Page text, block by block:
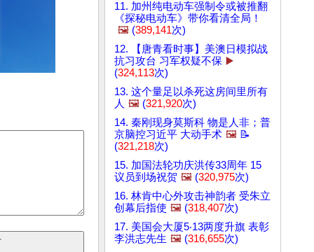
11. 加州纯电动车强制令或被推翻
《探秘电动车》带你看清全局！
🖼️ (389,141次)
12. 【唐青看时事】美澳日模拟战
抗习攻台 习军权疑不保 ▶️
(324,113次)
13. 这个量足以杀死这房间里所有
人 🖼️ (321,920次)
14. 秦刚现身莫斯科 物是人非；普
京脑控习近平 大动手术 🖼️ 📝
(321,218次)
15. 加国法轮功庆洪传33周年 15
议员到场祝贺 🖼️ (320,975次)
16. 林肯中心外攻击神韵者 受朱立
创幕后指使 🖼️ (318,407次)
17. 美国会大厦5‧13两度升旗 表彰
李洪志先生 🖼️ (316,655次)